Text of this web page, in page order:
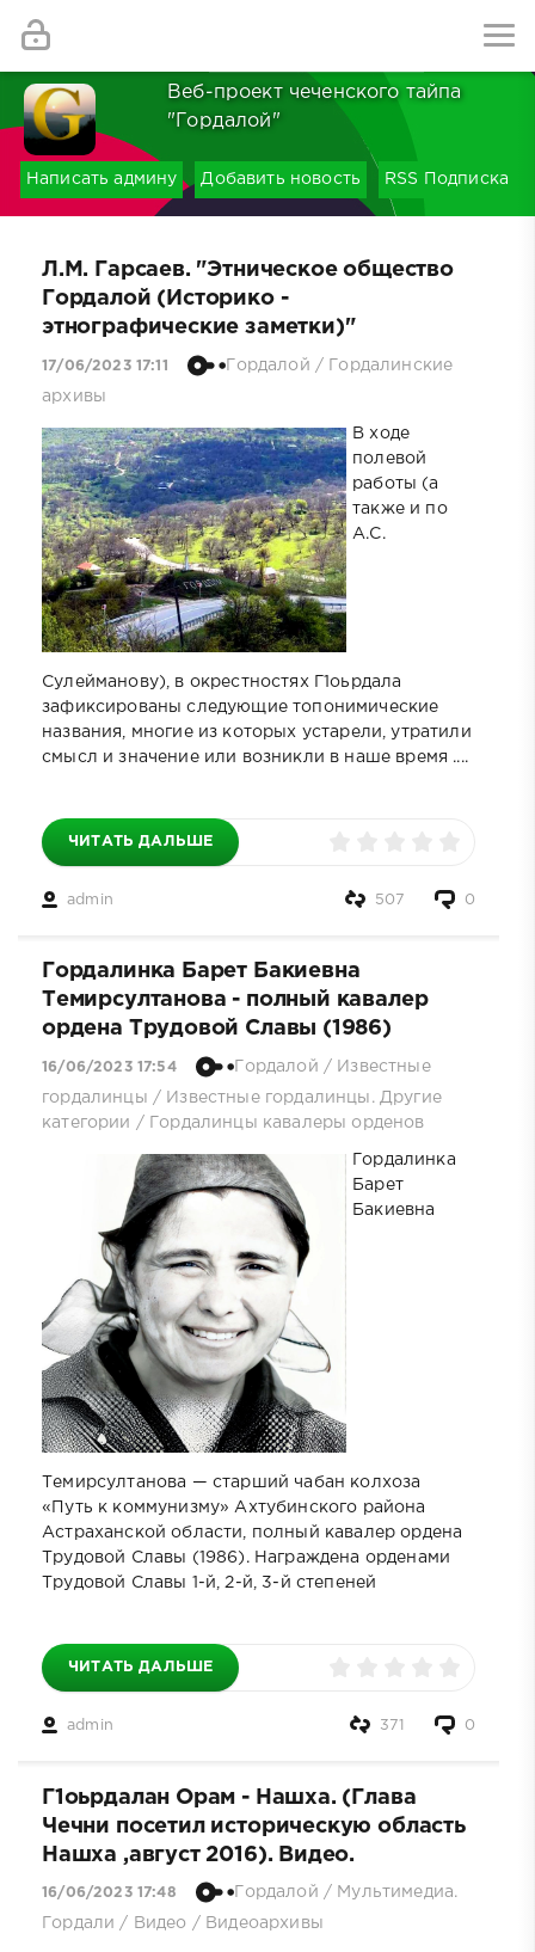
Веб-проект чеченского тайпа
"Гордалой"
Написать админу Добавить новость RSS Подписка
Л.М. Гарсаев. "Этническое общество
Гордалой (Историко -
этнографические заметки)"
17/06/2023 17:11 Гордалой / Гордалинские
архивы
В ходе
полевой
работы (а
также и по
А.С.
Сулейманову), в окрестностях Г1оьрдала
зафиксированы следующие топонимические
названия, многие из которых устарели, утратили
смысл и значение или возникли в наше время ....
ЧИТАТЬ ДАЛЬШЕ
admin 0
507
Гордалинка Барет Бакиевна
Темирсултанова - полный кавалер
ордена Трудовой Славы (1986)
16/06/2023 17:54 Гордалой / Известные
гордалинцы / Известные гордалинцы. Другие
категории
/ Гордалинцы кавалеры орденов
Гордалинка
Барет
Бакиевна
Темирсултанова — старший чабан колхоза
«Путь к коммунизму» Ахтубинского района
Астраханской области, полный кавалер ордена
Трудовой Славы (1986). Награждена орденами
Трудовой Славы 1-й, 2-й, 3-й степеней
ЧИТАТЬ ДАЛЬШЕ
admin 0
371
Г1оьрдалан Орам - Нашха. (Глава
Чечни посетил историческую область
Нашха ,август 2016). Видео.
16/06/2023 17:48 Гордалой / Мультимедиа.
Гордали / Видео / Видеоархивы